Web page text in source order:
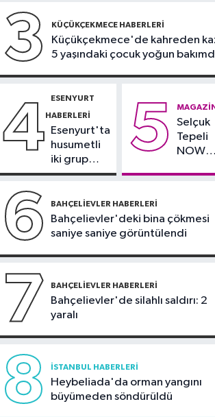
Güncel
10:51Orman
ekiplerinin dikkati
faciayı önledi:
3 KÜÇÜKÇEKMECE HABERLERI
Küçükçekmece'de kahreden
5 yaşındaki çocuk yoğun
4 ESENYURT
HABERLERI
Esenyurt'ta
husumetli
iki grup
arasında
kavga
5
Selçuk
Tepeli
NOW
6 BAHÇELIEVLER HABERLERI
Bahçelievler'deki bina çökmesi
saniye saniye görüntülendi
7 BAHÇELIEVLER HABERLERI
Bahçelievler'de silahlı saldırı: 2
yaralı
8 İSTANBUL HABERLERI
Heybeliada'da orman yangını
büyümeden söndürüldü